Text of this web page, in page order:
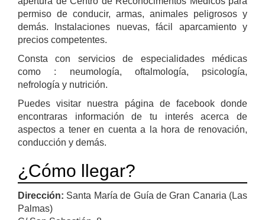
permiso de conducir, armas, animales peligrosos y
demás. Instalaciones nuevas, fácil aparcamiento y
precios competentes.
Consta con servicios de especialidades médicas
como : neumología, oftalmología, psicología,
nefrología y nutrición.
Puedes visitar nuestra página de facebook donde
encontraras información de tu interés acerca de
aspectos a tener en cuenta a la hora de renovación,
conducción y demás.
¿Cómo llegar?
Dirección: Santa María de Guía de Gran Canaria (Las
Palmas)